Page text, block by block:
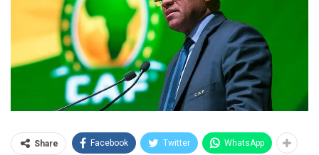
Share Facebook Twitter WhatsApp